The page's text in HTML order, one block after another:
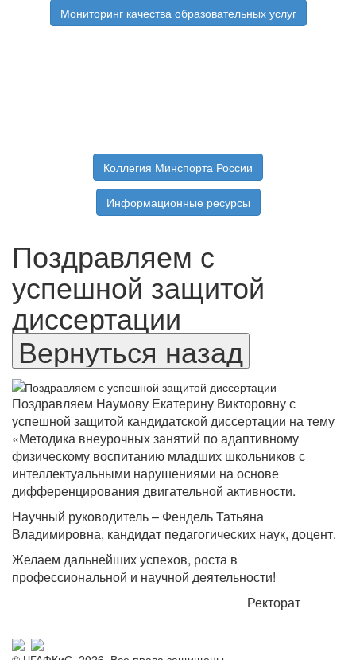
Мониторинг качества образовательных услуг
Коллегия Минспорта России
Информационные ресурсы
Поздравляем с
успешной защитой
диссертации
Поздравляем Наумову Екатерину Викторовну с
успешной защитой кандидатской диссертации на тему
«Методика внеурочных занятий по адаптивному
физическому воспитанию младших школьников с
интеллектуальными нарушениями на основе
дифференцирования двигательной активности.
Научный руководитель – Фендель Татьяна
Владимировна, кандидат педагогических наук, доцент.
Желаем дальнейших успехов, роста в
профессиональной и научной деятельности!
Ректорат